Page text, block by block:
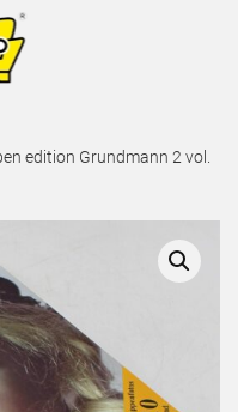
edition Grundmann 2 vol.